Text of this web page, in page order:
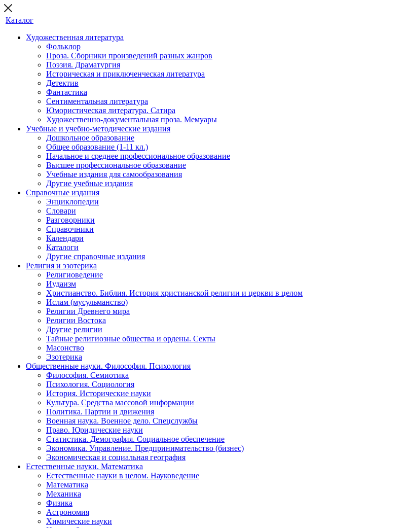
Каталог
Художественная литература
Фольклор
Проза. Сборники произведений разных жанров
Поэзия. Драматургия
Историческая и приключенческая литература
Детектив
Фантастика
Сентиментальная литература
Юмористическая литература. Сатира
Художественно-документальная проза. Мемуары
Учебные и учебно-методические издания
Дошкольное образование
Общее образование (1-11 кл.)
Начальное и среднее профессиональное образование
Высшее профессиональное образование
Учебные издания для самообразования
Другие учебные издания
Справочные издания
Энциклопедии
Словари
Разговорники
Справочники
Календари
Каталоги
Другие справочные издания
Религия и эзотерика
Религиоведение
Иудаизм
Христианство. Библия. История христианской религии и церкви в целом
Ислам (мусульманство)
Религии Древнего мира
Религии Востока
Другие религии
Тайные религиозные общества и ордены. Секты
Масонство
Эзотерика
Общественные науки. Философия. Психология
Философия. Семиотика
Психология. Социология
История. Исторические науки
Культура. Средства массовой информации
Политика. Партии и движения
Военная наука. Военное дело. Спецслужбы
Право. Юридические науки
Статистика. Демография. Социальное обеспечение
Экономика. Управление. Предпринимательство (бизнес)
Экономическая и социальная география
Естественные науки. Математика
Естественные науки в целом. Науковедение
Математика
Механика
Физика
Астрономия
Химические науки